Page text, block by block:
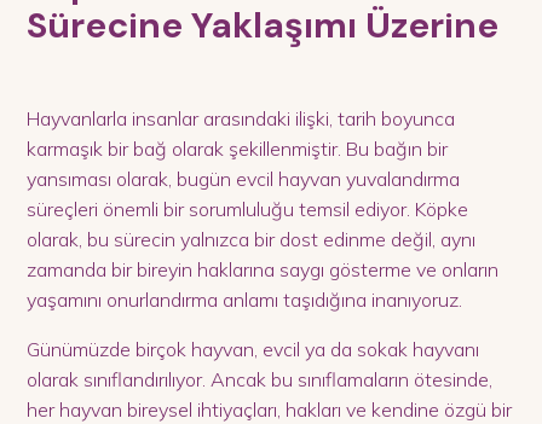
Sürecine Yaklaşımı Üzerine
Hayvanlarla insanlar arasındaki ilişki, tarih boyunca
karmaşık bir bağ olarak şekillenmiştir. Bu bağın bir
yansıması olarak, bugün evcil hayvan yuvalandırma
süreçleri önemli bir sorumluluğu temsil ediyor. Köpke
olarak, bu sürecin yalnızca bir dost edinme değil, aynı
zamanda bir bireyin haklarına saygı gösterme ve onların
yaşamını onurlandırma anlamı taşıdığına inanıyoruz.
Günümüzde birçok hayvan, evcil ya da sokak hayvanı
olarak sınıflandırılıyor. Ancak bu sınıflamaların ötesinde,
her hayvan bireysel ihtiyaçları, hakları ve kendine özgü bir